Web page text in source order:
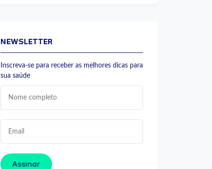
NEWSLETTER
Inscreva-se para receber as melhores dicas para
sua saúde
Assinar